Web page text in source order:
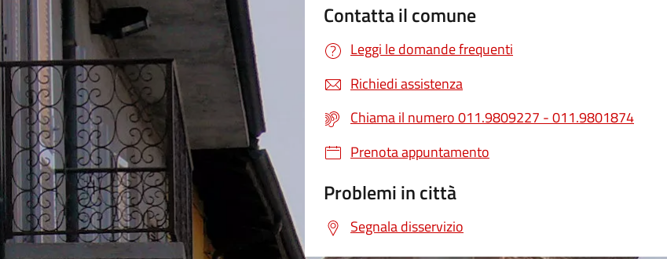
Contatta il comune
Leggi le domande frequenti
Richiedi assistenza
Chiama il numero 011.9809227 - 011.9801874
Prenota appuntamento
Problemi in città
Segnala disservizio